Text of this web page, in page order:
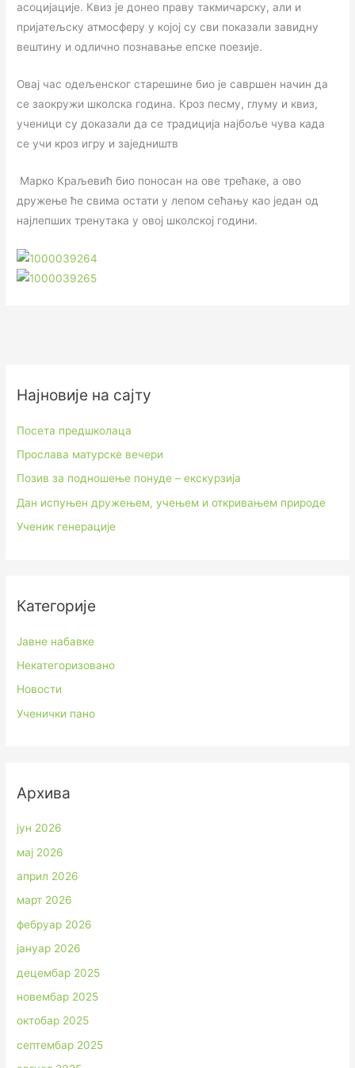
асоцијације. Квиз је донео праву такмичарску, али и
пријатељску атмосферу у којој су сви показали завидну
вештину и одлично познавање епске поезије.
Овај час одељенског старешине био је савршен начин да
се заокружи школска година. Кроз песму, глуму и квиз,
ученици су доказали да се традиција најбоље чува када
се учи кроз игру и заједништв
Марко Краљевић био поносан на ове трећаке, а ово
дружење ће свима остати у лепом сећању као један од
најлепших тренутака у овој школској години.
Најновије на сајту
Посета предшколаца
Прослава матурске вечери
Позив за подношење понуде – екскурзија
Дан испуњен дружењем, учењем и откривањем природе
Ученик генерације
Категорије
Јавне набавке
Некатегоризовано
Новости
Ученички пано
Архива
јун 2026
мај 2026
април 2026
март 2026
фебруар 2026
јануар 2026
децембар 2025
новембар 2025
октобар 2025
септембар 2025